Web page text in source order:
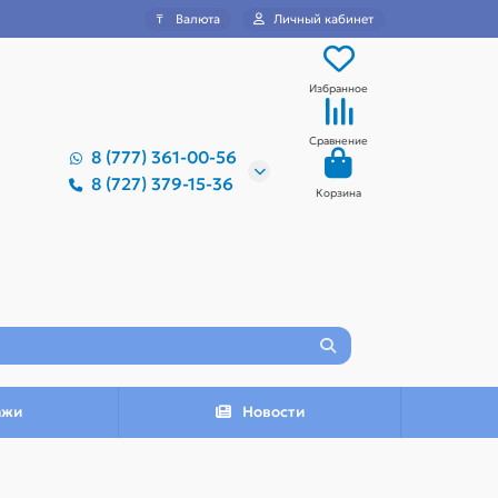
₸ Валюта Личный кабинет
8 (777) 361-00-56
8 (727) 379-15-36
Избранное
Сравнение
Корзина
Новости